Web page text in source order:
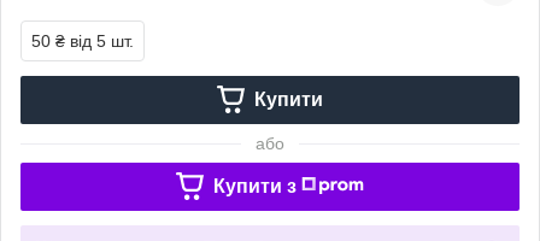
50 ₴ від 5 шт.
Купити
або
Купити з